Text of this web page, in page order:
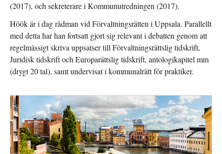
(2017), och sekreterare i Kommunutredningen (2017).
Höök är i dag rådman vid Förvaltningsrätten i Uppsala. Parallellt
med detta har han fortsatt gjort sig relevant i debatten genom att
regelmässigt skriva uppsatser till Förvaltningsrättslig tidskrift,
Juridisk tidskrift och Europarättslig tidskrift, antologikapitel mm
(drygt 20 tal), samt undervisat i kommunalrätt för praktiker.